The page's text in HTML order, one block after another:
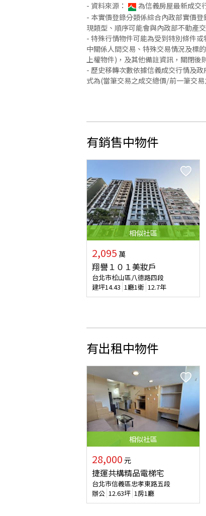
- 資料來源： 為信義房屋最新成交
- 本實價登錄分類係綜合內政部實價
現類型、順序可能會與內政部不動產
- 特殊行情物件可能為受到特別條件
中關係人間交易、特殊交易情況及標
上權物件)，及其他備註資訊，關閉後
- 歷史移轉次數依據信義成交行情及
式為(當筆交易之成交總價/前一筆交
有銷售中物件
相似社區
2,095 萬
翔譽１０１美妝戶
台北市松山區八德路四段
建坪14.43 1廳1衛 12.7年
有出租中物件
相似社區
28,000 元
捷運共構精品電梯宅
台北市信義區忠孝東路五段
辦公 12.63坪 1房1廳